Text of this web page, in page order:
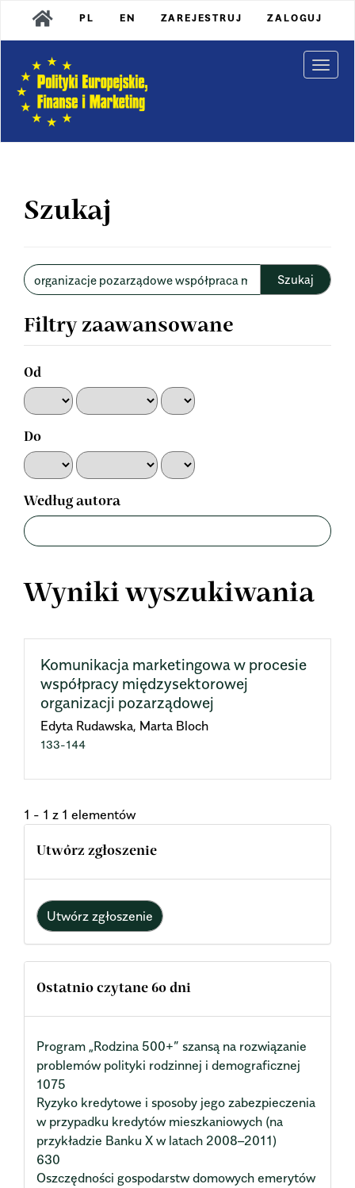
Main
Navigation
Content
Sidebar
PL EN ZAREJESTRUJ ZALOGUJ
Szukaj
Wyszukaj
w
Filtry zaawansowane
Od
Do
Według autora
Wyniki wyszukiwania
Komunikacja marketingowa w procesie
współpracy międzysektorowej
organizacji pozarządowej
Edyta Rudawska, Marta Bloch
133-144
1 - 1 z 1 elementów
Utwórz zgłoszenie
Utwórz zgłoszenie
Ostatnio czytane 60 dni
Program „Rodzina 500+” szansą na rozwiązanie
problemów polityki rodzinnej i demograficznej
1075
Ryzyko kredytowe i sposoby jego zabezpieczenia
w przypadku kredytów mieszkaniowych (na
przykładzie Banku X w latach 2008–2011)
630
Oszczędności gospodarstw domowych emerytów